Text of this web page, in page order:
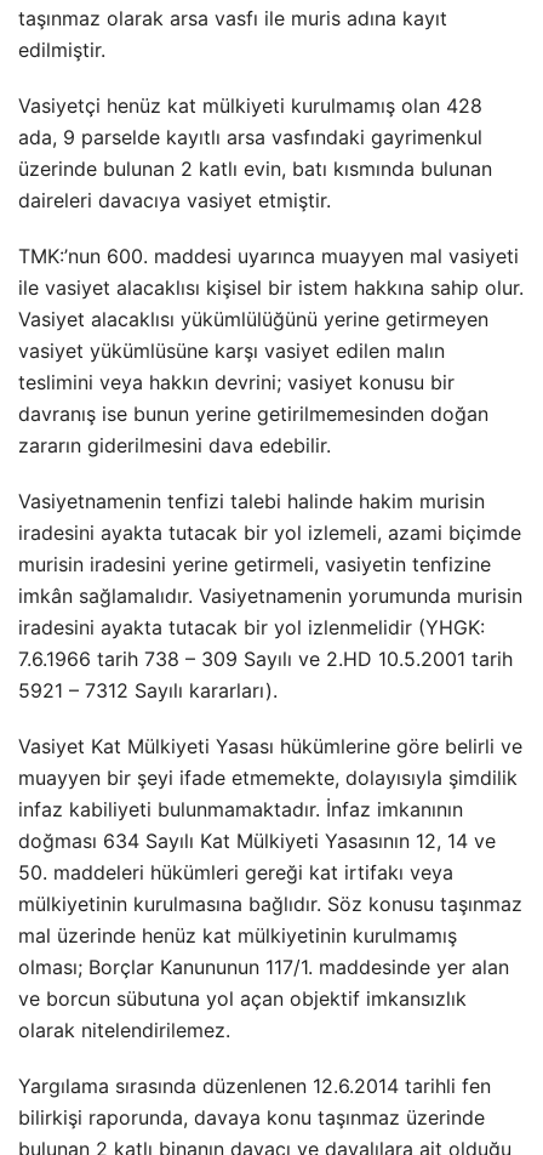
taşınmaz olarak arsa vasfı ile muris adına kayıt
edilmiştir.
Vasiyetçi henüz kat mülkiyeti kurulmamış olan 428
ada, 9 parselde kayıtlı arsa vasfındaki gayrimenkul
üzerinde bulunan 2 katlı evin, batı kısmında bulunan
daireleri davacıya vasiyet etmiştir.
TMK:’nun 600. maddesi uyarınca muayyen mal vasiyeti
ile vasiyet alacaklısı kişisel bir istem hakkına sahip olur.
Vasiyet alacaklısı yükümlülüğünü yerine getirmeyen
vasiyet yükümlüsüne karşı vasiyet edilen malın
teslimini veya hakkın devrini; vasiyet konusu bir
davranış ise bunun yerine getirilmemesinden doğan
zararın giderilmesini dava edebilir.
Vasiyetnamenin tenfizi talebi halinde hakim murisin
iradesini ayakta tutacak bir yol izlemeli, azami biçimde
murisin iradesini yerine getirmeli, vasiyetin tenfizine
imkân sağlamalıdır. Vasiyetnamenin yorumunda murisin
iradesini ayakta tutacak bir yol izlenmelidir (YHGK:
7.6.1966 tarih 738 – 309 Sayılı ve 2.HD 10.5.2001 tarih
5921 – 7312 Sayılı kararları).
Vasiyet Kat Mülkiyeti Yasası hükümlerine göre belirli ve
muayyen bir şeyi ifade etmemekte, dolayısıyla şimdilik
infaz kabiliyeti bulunmamaktadır. İnfaz imkanının
doğması 634 Sayılı Kat Mülkiyeti Yasasının 12, 14 ve
50. maddeleri hükümleri gereği kat irtifakı veya
mülkiyetinin kurulmasına bağlıdır. Söz konusu taşınmaz
mal üzerinde henüz kat mülkiyetinin kurulmamış
olması; Borçlar Kanununun 117/1. maddesinde yer alan
ve borcun sübutuna yol açan objektif imkansızlık
olarak nitelendirilemez.
Yargılama sırasında düzenlenen 12.6.2014 tarihli fen
bilirkişi raporunda, davaya konu taşınmaz üzerinde
bulunan 2 katlı binanın davacı ve davalılara ait olduğu